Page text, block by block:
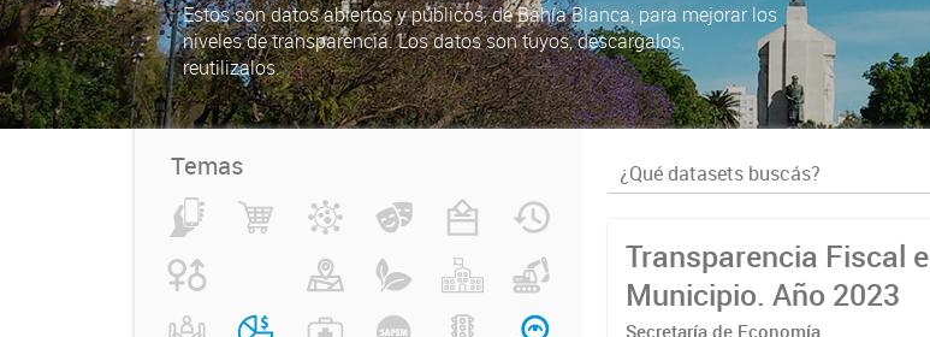
Estos son datos abiertos y públicos, de Bahía Blanca, para mejorar los
niveles de transparencia. Los datos son tuyos, descargalos,
reutilizalos.
Temas
Transparencia Fiscal
Municipio. Año 2023
Secretaría de Economía